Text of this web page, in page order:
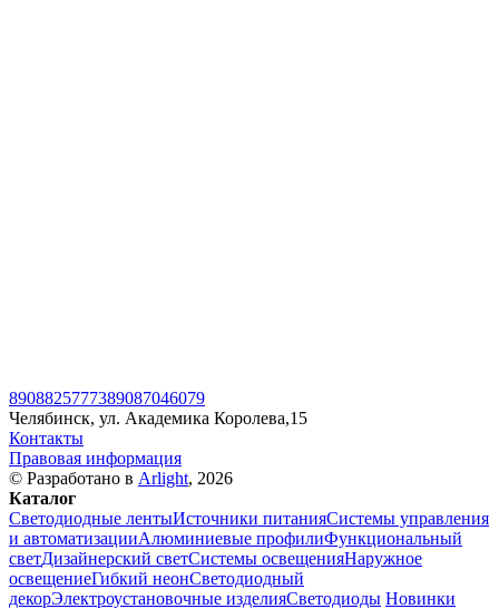
8908825777389087046079
Челябинск, ул. Академика Королева,15
Контакты
Правовая информация
© Разработано в Arlight, 2026
Каталог
Светодиодные лентыИсточники питанияСистемы управления
и автоматизацииАлюминиевые профилиФункциональный
светДизайнерский светСистемы освещенияНаружное
освещениеГибкий неонСветодиодный
декорЭлектроустановочные изделияСветодиоды Новинки